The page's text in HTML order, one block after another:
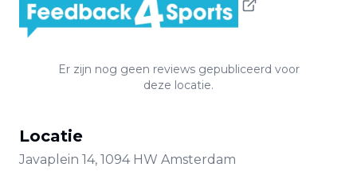
Er zijn nog geen reviews gepubliceerd voor
deze locatie.
Locatie
Javaplein 14, 1094 HW Amsterdam